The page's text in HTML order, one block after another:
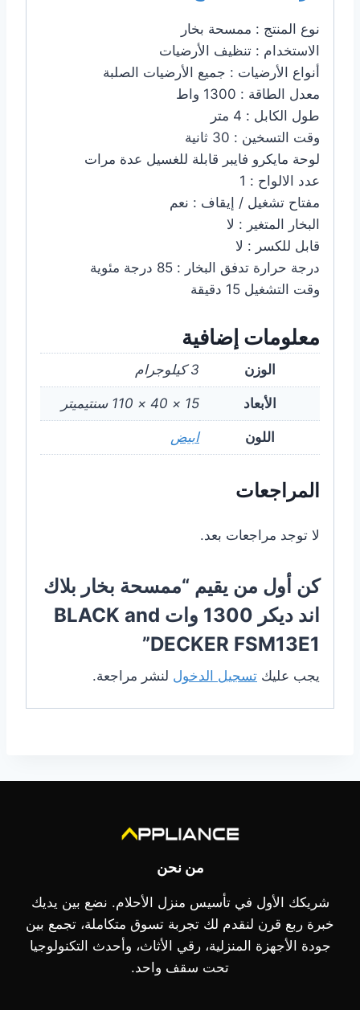
نوع المنتج : ممسحة بخار
الاستخدام : تنظيف الأرضيات
أنواع الأرضيات : جميع الأرضيات الصلبة
معدل الطاقة : 1300 واط
طول الكابل : 4 متر
وقت التسخين : 30 ثانية
لوحة مايكرو فايبر قابلة للغسيل عدة مرات
عدد الالواح : 1
مفتاح تشغيل / إيقاف : نعم
البخار المتغير : لا
قابل للكسر : لا
درجة حرارة تدفق البخار : 85 درجة مئوية
وقت التشغيل 15 دقيقة
معلومات إضافية
الوزن 3 كيلوجرام
الأبعاد 15 × 40 × 110 سنتيميتر
اللون ابيض
المراجعات
لا توجد مراجعات بعد.
كن أول من يقيم “ممسحة بخار بلاك
اند ديكر 1300 وات BLACK and
DECKER FSM13E1”
يجب عليك تسجيل الدخول لنشر مراجعة.
من نحن
شريكك الأول في تأسيس منزل الأحلام. نضع بين يديك
خبرة ربع قرن لنقدم لك تجربة تسوق متكاملة، تجمع بين
جودة الأجهزة المنزلية، رقي الأثاث، وأحدث التكنولوجيا
تحت سقف واحد.